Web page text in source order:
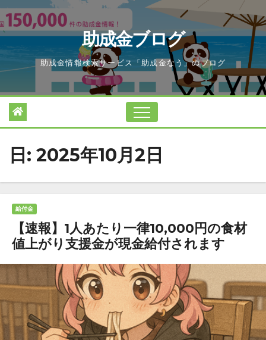
Skip
to
content
助成金ブログ
助成金情報検索サービス「助成金なう」のブログ
日: 2025年10月2日
給付金
【速報】1人あたり一律10,000円の食材
値上がり支援金が現金給付されます